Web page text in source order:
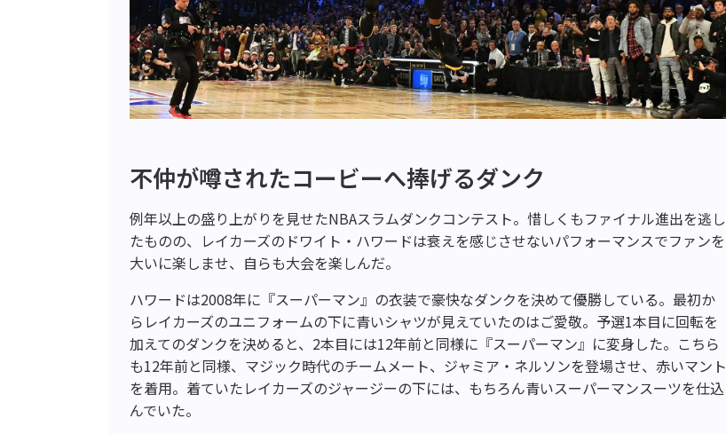
不仲が噂されたコービーへ捧げるダンク
例年以上の盛り上がりを見せたNBAスラムダンクコンテスト。惜しくもファイナル進出を逃し
たものの、レイカーズのドワイト・ハワードは衰えを感じさせないパフォーマンスでファンを
大いに楽しませ、自らも大会を楽しんだ。
ハワードは2008年に『スーパーマン』の衣装で豪快なダンクを決めて優勝している。最初か
らレイカーズのユニフォームの下に青いシャツが見えていたのはご愛敬。予選1本目に回転を
加えてのダンクを決めると、2本目には12年前と同様に『スーパーマン』に変身した。こちら
も12年前と同様、マジック時代のチームメート、ジャミア・ネルソンを登場させ、赤いマント
を着用。着ていたレイカーズのジャージーの下には、もちろん青いスーパーマンスーツを仕込
んでいた。